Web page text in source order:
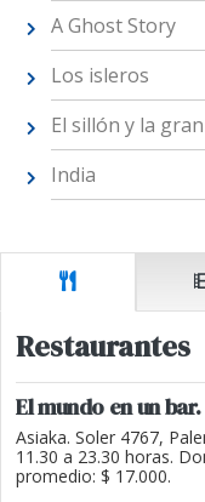
A Ghost Story
Los isleros
El sillón y la
India
Restaurantes
El mundo en un bar.
Asiaka. Soler 4767,
11.30 a 23.30 horas.
promedio: $ 17.000.